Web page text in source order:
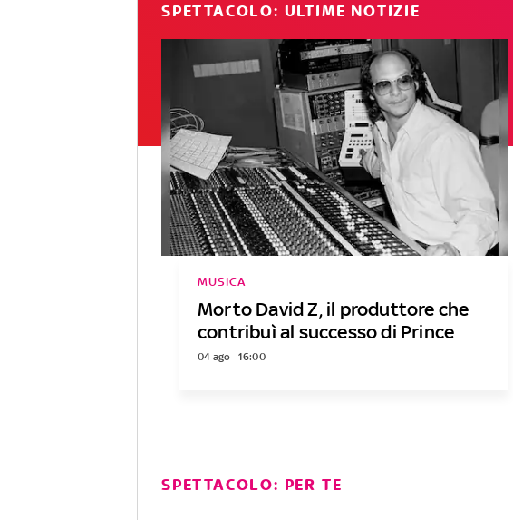
SPETTACOLO: ULTIME NOTIZIE
Morto David Z, il produttore che
contribuì al successo di Prince
MUSICA
04 ago - 16:00
SPETTACOLO: PER TE